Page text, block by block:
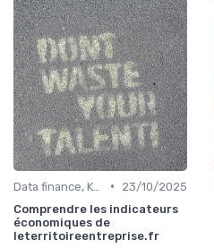
•
23/10/2025
Comprendre les indicateurs
économiques de
leterritoireentreprise.fr